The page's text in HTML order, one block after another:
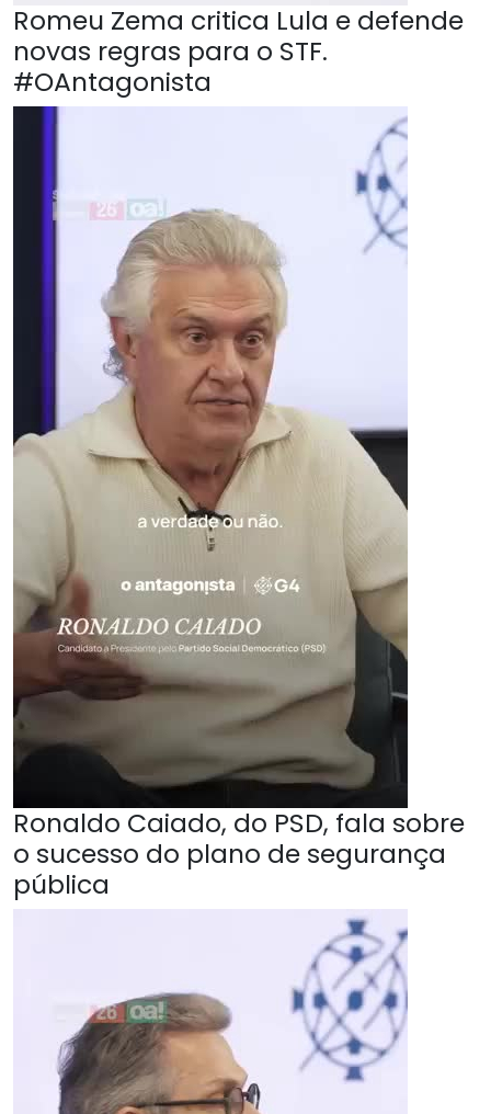
Romeu Zema critica Lula e defende
novas regras para o STF.
#OAntagonista
Ronaldo Caiado, do PSD, fala sobre
o sucesso do plano de segurança
pública